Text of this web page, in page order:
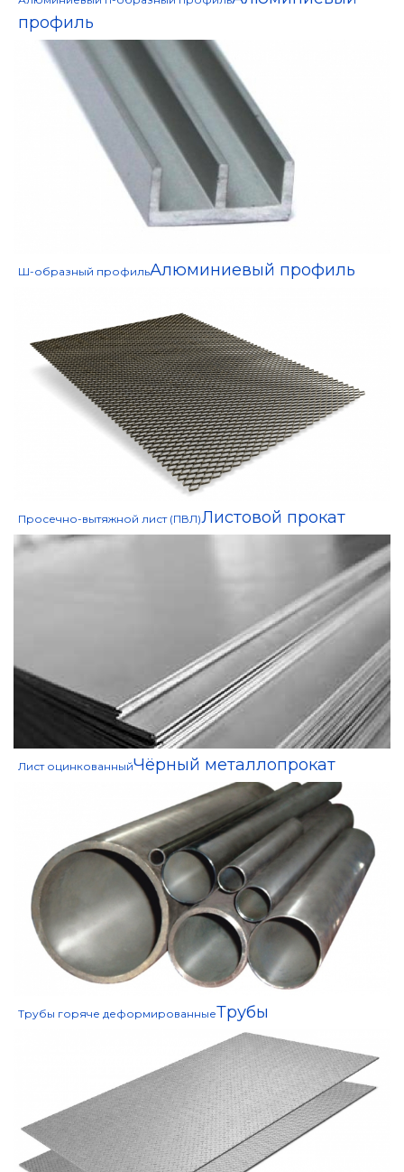
профиль
Ш-образный профильАлюминиевый профиль
Просечно-вытяжной лист (ПВЛ)Листовой прокат
Лист оцинкованныйЧёрный металлопрокат
Трубы горяче деформированныеТрубы